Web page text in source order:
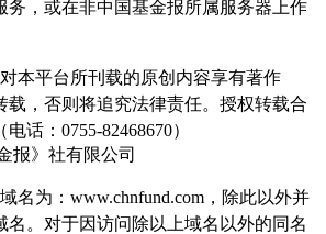
务，或在非中国基金报所属服务器上作
本平台所刊载的原创内容享有著作
载，否则将追究法律责任。授权转载合
话：0755-82468670）
报》社有限公司
名为：www.chnfund.com，除此以外并
名。对于因访问除以上域名以外的同名